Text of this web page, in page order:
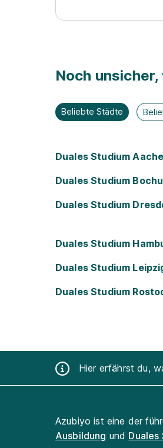
Noch
Beliebte Städte
Duales Studium
Duales Studium
Duales Studium
Duales Studium
Duales Studium
Duales Studium
Hier erfährst du,
Azubiyo ist eine der
Ausbildung und Duales